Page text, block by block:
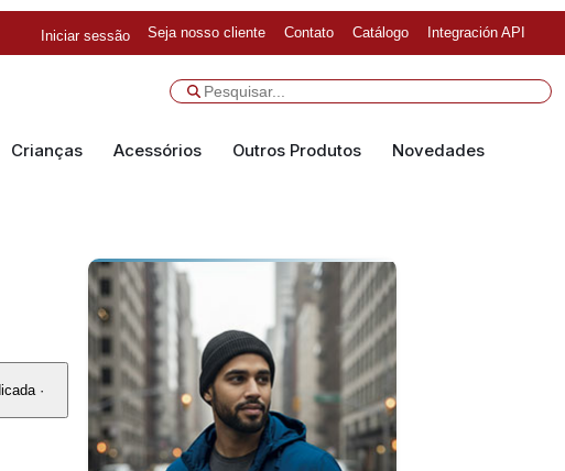
Iniciar sessão Seja nosso cliente Contato Catálogo Integración API
Crianças Acessórios Outros Produtos Novedades
·